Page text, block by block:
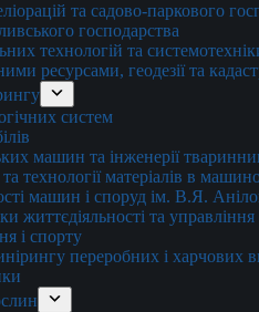
та садово-паркового
господарства
технологій та
ресурсами, геодезії та
систем
машин та інженерії
технології матеріалів в
машин і споруд ім. В.Я.
життєдіяльності та управління
і спорту
переробних і харчових